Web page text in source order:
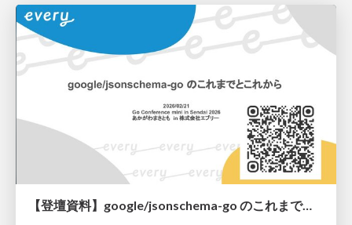
【登壇資料】google/jsonschema-go のこれまでとこれから